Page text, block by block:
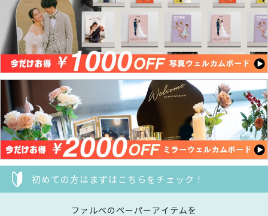
初めての方はまずはこちらをチェック！
ファルべのペーパーアイテムを